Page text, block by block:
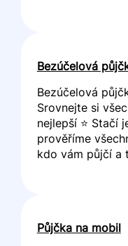
Bezúčelová
Bezúčelová
Srovnejte si
nejlepší ⭐ Stačí
prověříme
kdo vám půjčí a
Půjčka na mobil